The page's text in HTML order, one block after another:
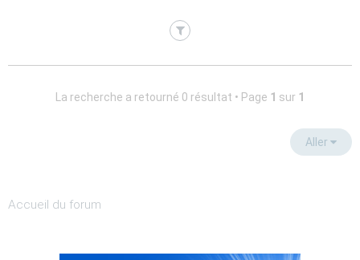
La recherche a retourné 0 résultat • Page 1 sur 1
Aller
Accueil du forum